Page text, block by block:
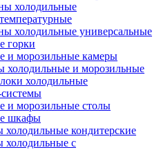
холодильные
холодильные универсальные
горки
и морозильные камеры
холодильные и морозильные
холодильные
и морозильные столы
шкафы
кондитерские
с